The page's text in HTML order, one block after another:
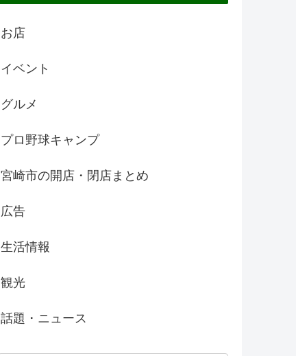
お店
イベント
グルメ
プロ野球キャンプ
宮崎市の開店・閉店まとめ
広告
生活情報
観光
話題・ニュース